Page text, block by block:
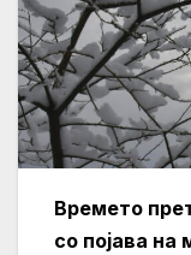
Времето
со појава на